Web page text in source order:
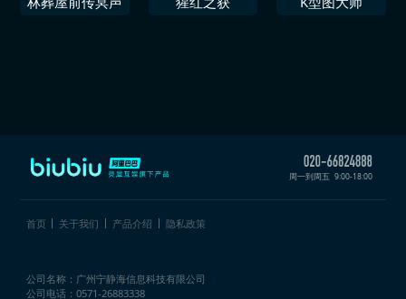
周一到周五 9:00-18:00
首页 关于我们 产品介绍 隐私政策
公司名称：广州宁静海信息科技有限公司
公司电话：0571-26883338